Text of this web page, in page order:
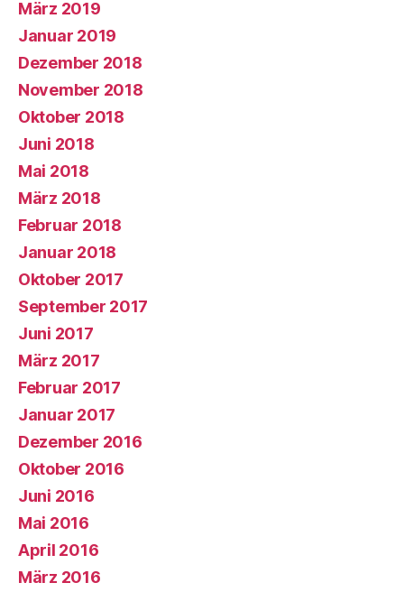
März 2019
Januar 2019
Dezember 2018
November 2018
Oktober 2018
Juni 2018
Mai 2018
März 2018
Februar 2018
Januar 2018
Oktober 2017
September 2017
Juni 2017
März 2017
Februar 2017
Januar 2017
Dezember 2016
Oktober 2016
Juni 2016
Mai 2016
April 2016
März 2016